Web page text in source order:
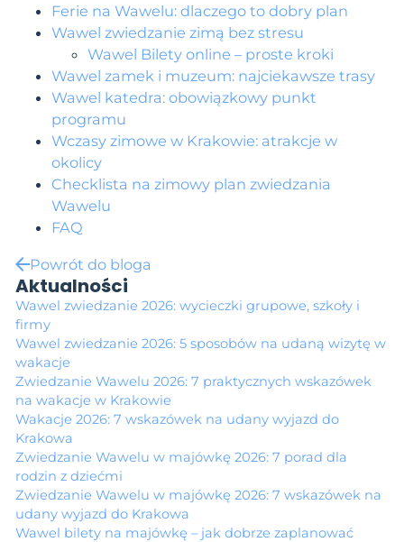
Ferie na Wawelu: dlaczego to dobry plan
Wawel zwiedzanie zimą bez stresu
Wawel Bilety online – proste kroki
Wawel zamek i muzeum: najciekawsze trasy
Wawel katedra: obowiązkowy punkt
programu
Wczasy zimowe w Krakowie: atrakcje w
okolicy
Checklista na zimowy plan zwiedzania
Wawelu
FAQ
Powrót do bloga
Aktualności
Wawel zwiedzanie 2026: wycieczki grupowe, szkoły i
firmy
Wawel zwiedzanie 2026: 5 sposobów na udaną wizytę w
wakacje
Zwiedzanie Wawelu 2026: 7 praktycznych wskazówek
na wakacje w Krakowie
Wakacje 2026: 7 wskazówek na udany wyjazd do
Krakowa
Zwiedzanie Wawelu w majówkę 2026: 7 porad dla
rodzin z dziećmi
Zwiedzanie Wawelu w majówkę 2026: 7 wskazówek na
udany wyjazd do Krakowa
Wawel bilety na majówkę – jak dobrze zaplanować